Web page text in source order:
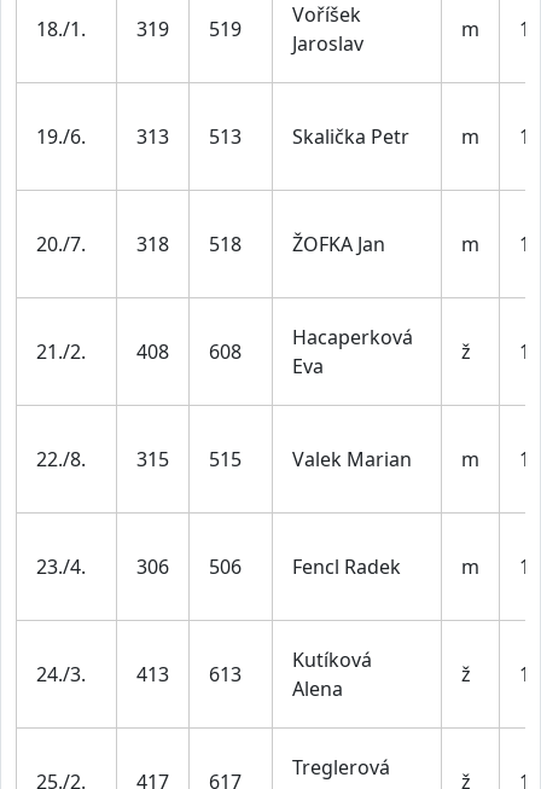
18./1. 319 519
Voříšek
Jaroslav
m
19./6. 313 513 Skalička Petr m
20./7. 318 518 ŽOFKA Jan m
21./2. 408 608
Hacaperková
Eva
ž
22./8. 315 515 Valek Marian m
23./4. 306 506 Fencl Radek m
24./3. 413 613
Kutíková
Alena
ž
25./2. 417 617
Treglerová
ž